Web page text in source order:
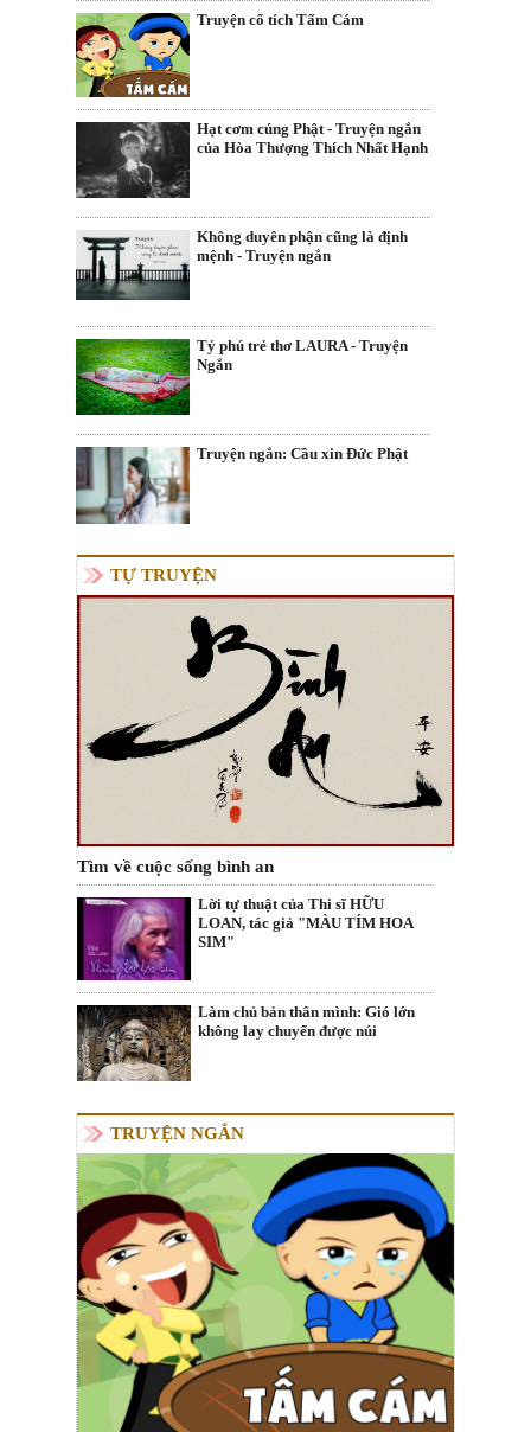
Truyện cổ tích Tấm Cám
Hạt cơm cúng Phật - Truyện ngắn
của Hòa Thượng Thích Nhất Hạnh
Không duyên phận cũng là định
mệnh - Truyện ngắn
Tỷ phú trẻ thơ LAURA - Truyện
Ngắn
Truyện ngắn: Cầu xin Đức Phật
TỰ TRUYỆN
Tìm về cuộc sống bình an
Lời tự thuật của Thi sĩ HỮU
LOAN, tác giả "MÀU TÍM HOA
SIM"
Làm chủ bản thân mình: Gió lớn
không lay chuyển được núi
TRUYỆN NGẮN